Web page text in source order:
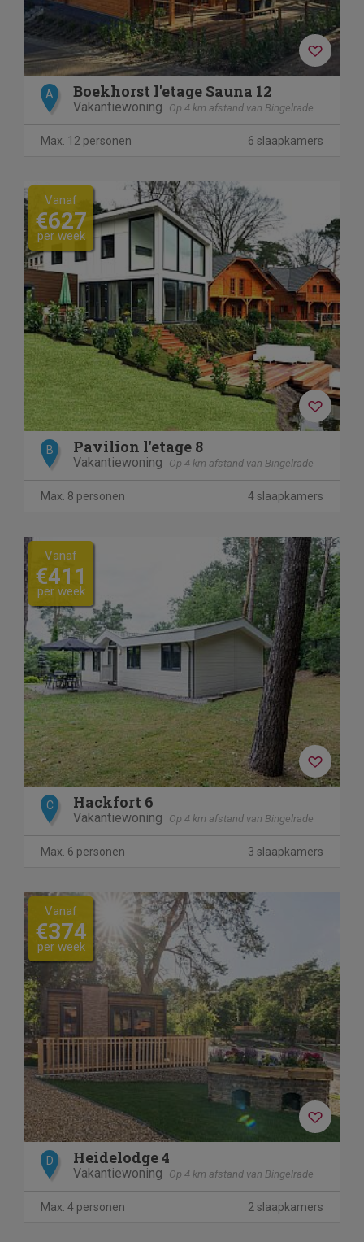
A Boekhorst l'etage Sauna 12
Vakantiewoning Op 4 km afstand van Bingelrade
Max. 12 personen 6 slaapkamers
Vanaf
€627
per week
B Pavilion l'etage 8
Vakantiewoning Op 4 km afstand van Bingelrade
Max. 8 personen 4 slaapkamers
Vanaf
€411
per week
C Hackfort 6
Vakantiewoning Op 4 km afstand van Bingelrade
Max. 6 personen 3 slaapkamers
Vanaf
€374
per week
D Heidelodge 4
Vakantiewoning Op 4 km afstand van Bingelrade
Max. 4 personen 2 slaapkamers